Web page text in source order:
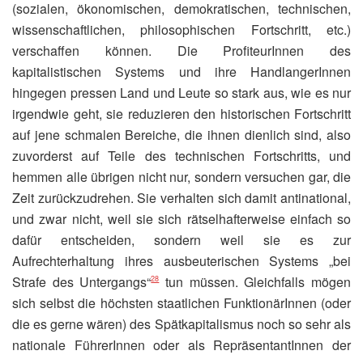
(sozialen, ökonomischen, demokratischen, technischen,
wissenschaftlichen, philosophischen Fortschritt, etc.)
verschaffen können. Die ProfiteurInnen des
kapitalistischen Systems und ihre HandlangerInnen
hingegen pressen Land und Leute so stark aus, wie es nur
irgendwie geht, sie reduzieren den historischen Fortschritt
auf jene schmalen Bereiche, die ihnen dienlich sind, also
zuvorderst auf Teile des technischen Fortschritts, und
hemmen alle übrigen nicht nur, sondern versuchen gar, die
Zeit zurückzudrehen. Sie verhalten sich damit antinational,
und zwar nicht, weil sie sich rätselhafterweise einfach so
dafür entscheiden, sondern weil sie es zur
Aufrechterhaltung ihres ausbeuterischen Systems „bei
Strafe des Untergangs“28tun müssen. Gleichfalls mögen
sich selbst die höchsten staatlichen FunktionärInnen (oder
die es gerne wären) des Spätkapitalismus noch so sehr als
nationale FührerInnen oder als RepräsentantInnen der